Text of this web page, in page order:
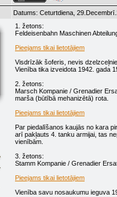
Datums: Ceturtdiena,
1. žetons:
Feldeisenbahn Maschinen
Pieejams tikai lietotājiem
Visdrīzāk šoferis, nevis
Vienība tika izveidota 1942. gada
2. žetons:
Marsch Kompanie / Grenadier
marša (būtībā mehanizētā) rota.
Pieejams tikai lietotājiem
Par piedalīšanos kaujās no kara
arī pakļauts 4. tanku armijai, tas
vienībām.
3. žetons:
Stamm Kompanie / Grenadier
Pieejams tikai lietotājiem
Vienība savu nosaukumu ieguva